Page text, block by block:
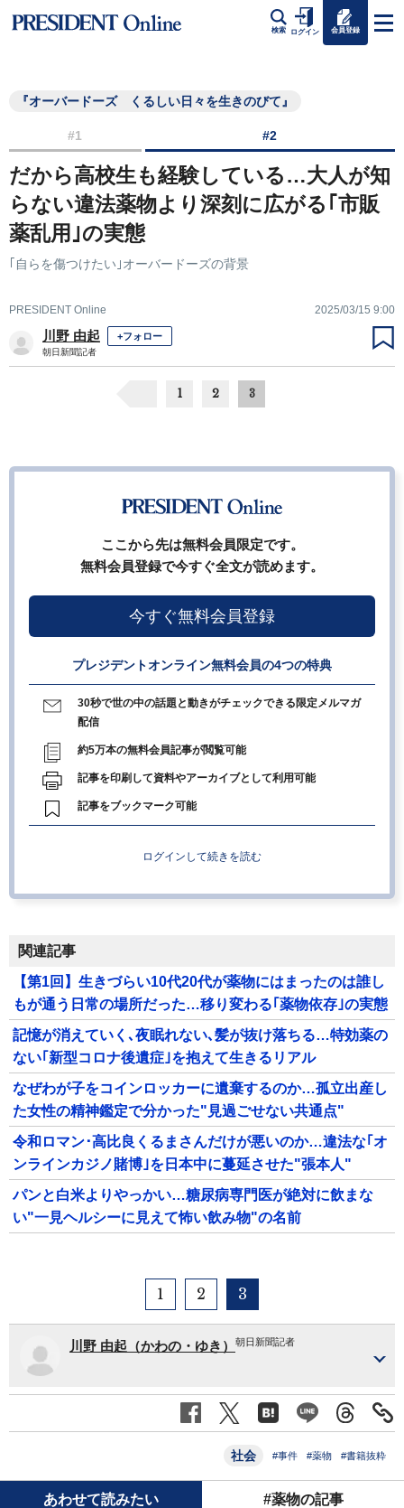
検索 ログイン 会員登録
『オーバードーズ くるしい日々を生きのびて』
#1 #2
だから高校生も経験している…大人が知
らない違法薬物より深刻に広がる｢市販
薬乱用｣の実態
｢自らを傷つけたい｣オーバードーズの背景
PRESIDENT Online 2025/03/15 9:00
川野 由起 +フォロー
朝日新聞記者
1 2 3
ここから先は無料会員限定です。
無料会員登録で今すぐ全文が読めます。
今すぐ無料会員登録
プレジデントオンライン無料会員の4つの特典
30秒で世の中の話題と動きがチェックできる限定メルマガ
配信
約5万本の無料会員記事が閲覧可能
記事を印刷して資料やアーカイブとして利用可能
記事をブックマーク可能
ログインして続きを読む
関連記事
【第1回】生きづらい10代20代が薬物にはまったのは誰し
もが通う日常の場所だった…移り変わる｢薬物依存｣の実態
記憶が消えていく､夜眠れない､髪が抜け落ちる…特効薬の
ない｢新型コロナ後遺症｣を抱えて生きるリアル
なぜわが子をコインロッカーに遺棄するのか…孤立出産し
た女性の精神鑑定で分かった"見過ごせない共通点"
令和ロマン･高比良くるまさんだけが悪いのか…違法な｢オ
ンラインカジノ賭博｣を日本中に蔓延させた"張本人"
パンと白米よりやっかい…糖尿病専門医が絶対に飲まな
い"一見ヘルシーに見えて怖い飲み物"の名前
1 2 3
川野 由起（かわの・ゆき） 朝日新聞記者
社会 #事件 #薬物 #書籍抜粋
あわせて読みたい #薬物の記事